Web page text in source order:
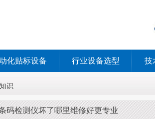
化贴标设备 行业设备选型 技
识
码检测仪坏了哪里维修好更专业